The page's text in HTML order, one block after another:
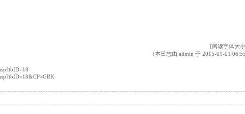
[阅读字体大
[本日志由 admin 于 2015-09-01